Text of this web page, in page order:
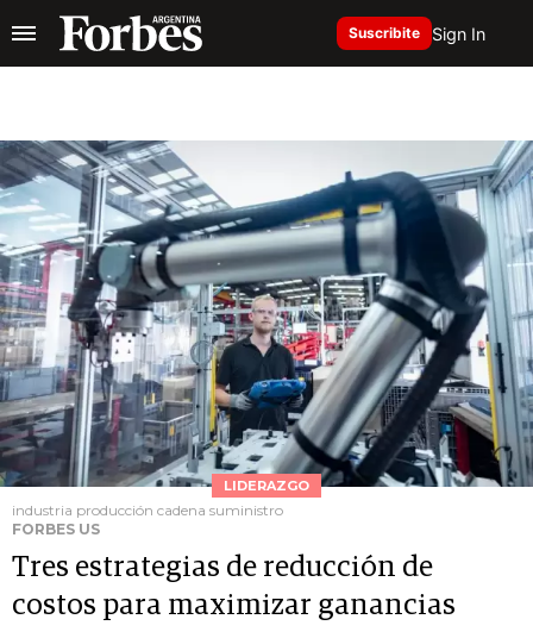
Suscribite Sign In
LIDERAZGO
industria producción cadena suministro
FORBES US
Tres estrategias de reducción de
costos para maximizar ganancias